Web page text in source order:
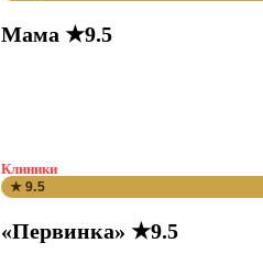
Мама ★9.5
Клиники
★ 9.5
«Первинка» ★9.5